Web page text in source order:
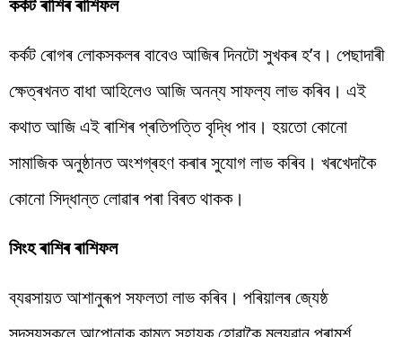
কৰ্কট ৰোগৰ লোকসকলৰ বাবেও আজিৰ দিনটো সুখকৰ হ’ব। পেছাদাৰী
ক্ষেত্ৰখনত বাধা আহিলেও আজি অনন্য সাফল্য লাভ কৰিব। এই
কথাত আজি এই ৰাশিৰ প্ৰতিপত্তি বৃদ্ধি পাব। হয়তো কোনো
সামাজিক অনুষ্ঠানত অংশগ্ৰহণ কৰাৰ সুযোগ লাভ কৰিব। খৰখেদাকৈ
কোনো সিদ্ধান্ত লোৱাৰ পৰা বিৰত থাকক।
সিংহ ৰাশিৰ ৰাশিফল
ব্যৱসায়ত আশানুৰূপ সফলতা লাভ কৰিব। পৰিয়ালৰ জ্যেষ্ঠ